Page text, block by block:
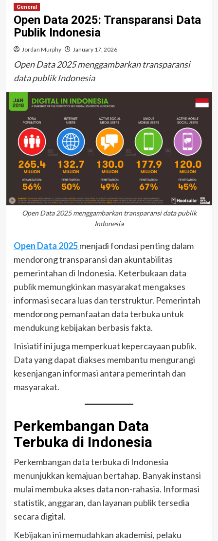
General
Open Data 2025: Transparansi Data
Publik Indonesia
Jordan Murphy January 17, 2026
Open Data 2025 menggambarkan transparansi
data publik Indonesia
Open Data 2025 menggambarkan transparansi data publik
Indonesia
Open Data 2025 menjadi fondasi penting dalam
mendorong transparansi dan akuntabilitas
pemerintahan di Indonesia. Keterbukaan data
publik memungkinkan masyarakat mengakses
informasi secara luas dan terstruktur. Pemerintah
mendorong pemanfaatan data terbuka untuk
mendukung kebijakan berbasis fakta.
Inisiatif ini juga memperkuat kepercayaan publik.
Data yang dapat diakses membantu mengurangi
kesenjangan informasi antara pemerintah dan
masyarakat.
Perkembangan Data
Terbuka di Indonesia
Perkembangan data terbuka di Indonesia
menunjukkan kemajuan bertahap. Banyak instansi
mulai membuka akses data non-rahasia. Informasi
statistik, anggaran, dan layanan publik tersedia
secara digital.
Kebijakan ini memudahkan akademisi, pelaku